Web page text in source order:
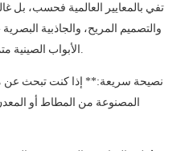
تفي بالمعايير العالمية فحسب، بل
والتصميم المريح، والجاذبية
الأبواب الصينية متميزة وتلبي مختلف أذواق المستهلكين.
المصنوعة من المطاط أو المعدن